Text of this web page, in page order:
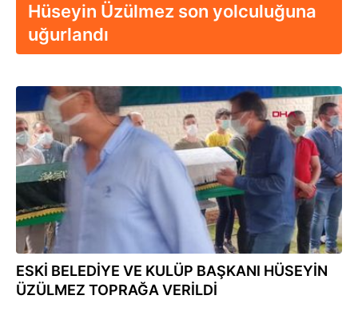
Hüseyin Üzülmez son yolculuğuna
uğurlandı
21.06.2021
ESKİ BELEDİYE VE KULÜP BAŞKANI HÜSEYİN
ÜZÜLMEZ TOPRAĞA VERİLDİ